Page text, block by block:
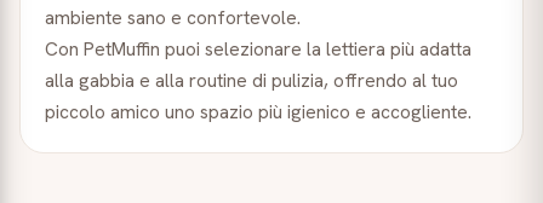
ambiente sano e confortevole.
Con PetMuffin puoi selezionare la lettiera più adatta
alla gabbia e alla routine di pulizia, offrendo al tuo
piccolo amico uno spazio più igienico e accogliente.